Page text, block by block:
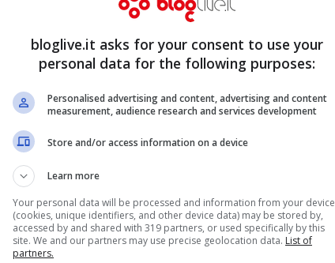
bloglive.it asks for your consent to use your
personal data for the following purposes:
Personalised advertising and content, advertising and content
measurement, audience research and services development
Store and/or access information on a device
Learn more
Your personal data will be processed and information from your device
(cookies, unique identifiers, and other device data) may be stored by,
accessed by and shared with 319 partners, or used specifically by this
site. We and our partners may use precise geolocation data. List of
partners.